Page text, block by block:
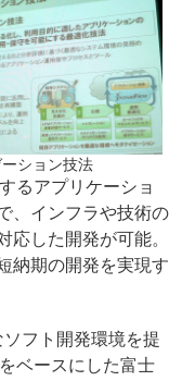
ション技法
るアプリケーショ
、インフラや技術の
応した開発が可能。
納期の開発を実現す
フト開発環境を提
ベースにした富士